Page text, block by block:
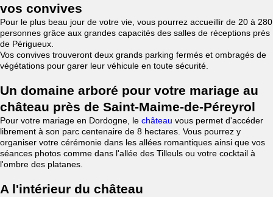
vos convives
Pour le plus beau jour de votre vie, vous pourrez accueillir de 20 à 280
personnes grâce aux grandes capacités des salles de réceptions près
de Périgueux.
Vos convives trouveront deux grands parking fermés et ombragés de
végétations pour garer leur véhicule en toute sécurité.
Un domaine arboré pour votre mariage au
château près de Saint-Maime-de-Péreyrol
Pour votre mariage en Dordogne, le château vous permet d'accéder
librement à son parc centenaire de 8 hectares. Vous pourrez y
organiser votre cérémonie dans les allées romantiques ainsi que vos
séances photos comme dans l'allée des Tilleuls ou votre cocktail à
l'ombre des platanes.
A l'intérieur du château